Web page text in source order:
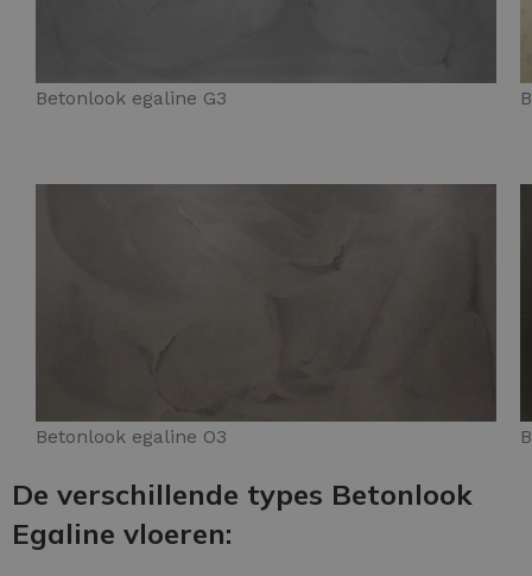
Betonlook egaline G3
Betonlook egaline O3
De verschillende types Betonlook
Egaline vloeren: